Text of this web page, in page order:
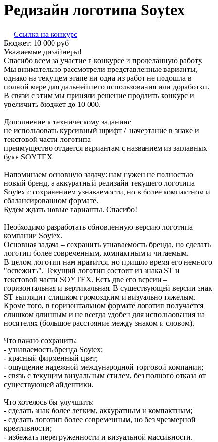
Редизайн логотипа Soytex
Ссылка на конкурс
Бюджет: 10 000 руб
Уважаемые дизайнеры!
Спасибо всем за участие в конкурсе и проделанную работу.
Мы внимательно рассмотрели представленные варианты,
однако на текущем этапе ни одна из работ не подошла в
полной мере для дальнейшего использования или доработки.
В связи с этим мы приняли решение продлить конкурс и
увеличить бюджет до 10 000.
Дополнение к техническому заданию:
не использовать курсивный шрифт / начертание в знаке и
текстовой части логотипа
преимущество отдается вариантам с названием из заглавных
букв SOYTEX
Напоминаем основную задачу: нам нужен не полностью
новый бренд, а аккуратный редизайн текущего логотипа
Soytex с сохранением узнаваемости, но в более компактном и
сбалансированном формате.
Будем ждать новые варианты. Спасибо!
Необходимо разработать обновленную версию логотипа
компании Soytex.
Основная задача – сохранить узнаваемость бренда, но сделать
логотип более современным, компактным и читаемым.
В целом логотип нам нравится, но пришло время его немного
"освежить". Текущий логотип состоит из знака ST и
текстовой части SOYTEX. Есть две его версии –
горизонтальная и вертикальная. В существующей версии знак
ST выглядит слишком громоздким и визуально тяжелым.
Кроме того, в горизонтальном формате логотип получается
слишком длинным и не всегда удобен для использования на
носителях (большое расстояние между знаком и словом).
Что важно сохранить:
- узнаваемость бренда Soytex;
- красный фирменный цвет;
- ощущение надежной международной торговой компании;
- связь с текущим визуальным стилем, без полного отказа от
существующей айдентики.
Что хотелось бы улучшить:
- сделать знак более легким, аккуратным и компактным;
- сделать логотип более современным, но без чрезмерной
креативности;
- избежать перегруженности и визуальной массивности.